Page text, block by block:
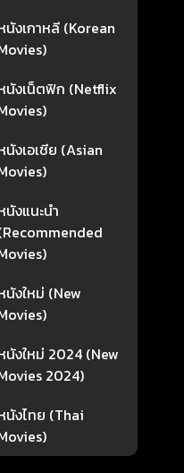
นังเกาหลี (Korean
นังเน็ตฟิก (Netflix
นังเอเชีย (Asian
นังแนะนำ
นังใหม่ (New
นังใหม่ 2024 (New
2024)
นังไทย (Thai